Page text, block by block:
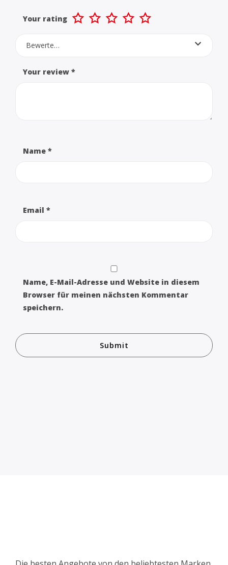
Your rating
Bewerte…
Your review *
Name *
Email *
Name, E-Mail-Adresse und Website in diesem
Browser für meinen nächsten Kommentar
speichern.